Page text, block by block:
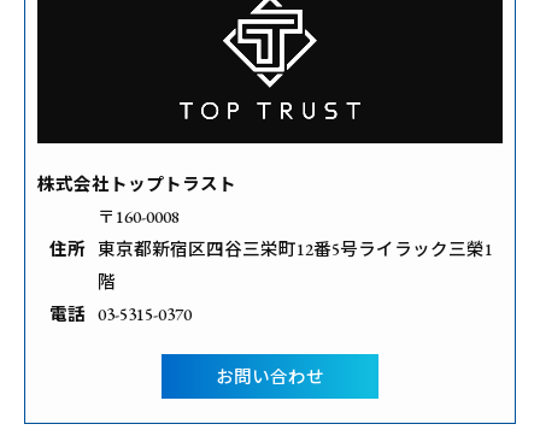
株式会社トップトラスト
住所
〒160-0008
東京都新宿区四谷三栄町12番5号ライラック三榮1
階
電話 03-5315-0370
お問い合わせ